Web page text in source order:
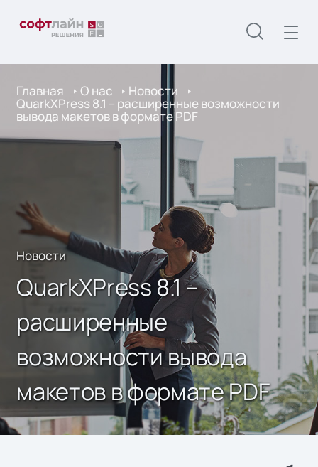
Главная О нас Новости
QuarkXPress 8.1 – расширенные возможности
вывода макетов в формате PDF
Новости
QuarkXPress 8.1 –
расширенные
возможности вывода
макетов в формате PDF